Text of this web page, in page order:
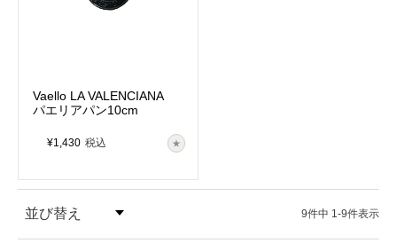
Vaello LA VALENCIANA
パエリアパン10cm
¥1,430 税込
並び替え 9件中 1-9件表示